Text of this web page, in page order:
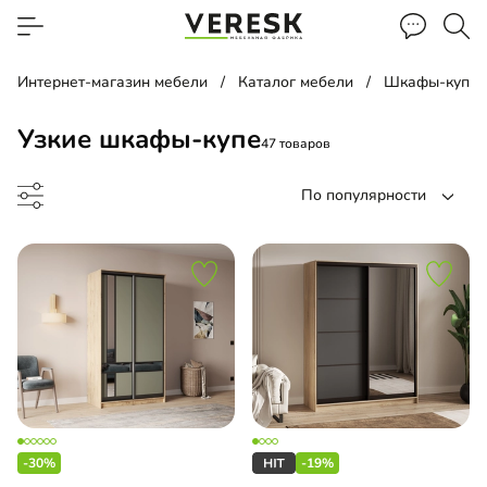
Интернет-магазин мебели Каталог мебели Шкафы-купе
Узкие шкафы-купе47 товаров
По популярности
купе
шкаф-купе
-30% -19%